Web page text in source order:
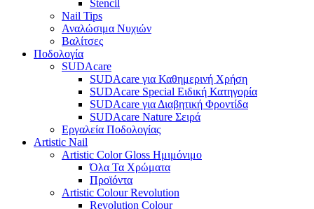
Stencil
Nail Tips
Αναλώσιμα Νυχιών
Βαλίτσες
Ποδολογία
SUDAcare
SUDAcare για Καθημερινή Χρήση
SUDAcare Special Ειδική Κατηγορία
SUDAcare για Διαβητική Φροντίδα
SUDAcare Nature Σειρά
Εργαλεία Ποδολογίας
Artistic Nail
Artistic Color Gloss Ημιμόνιμο
Όλα Τα Χρώματα
Προϊόντα
Artistic Colour Revolution
Revolution Colour